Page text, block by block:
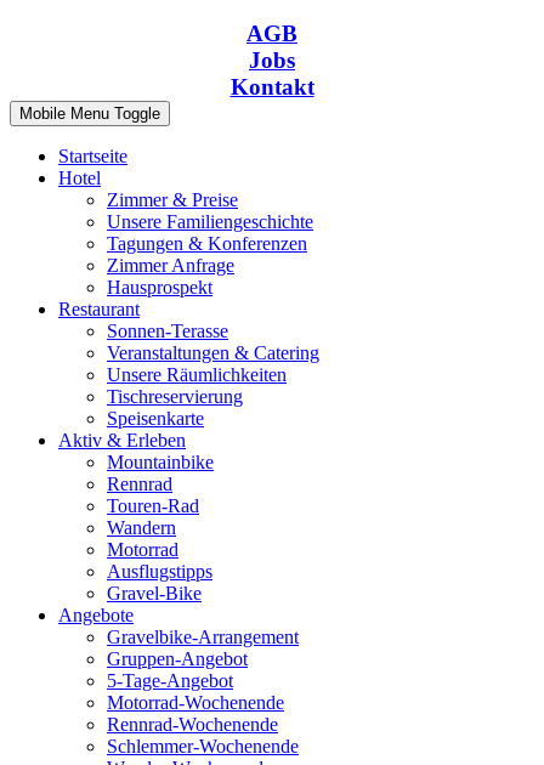
AGB
Jobs
Kontakt
Mobile Menu Toggle
Startseite
Hotel
Zimmer & Preise
Unsere Familiengeschichte
Tagungen & Konferenzen
Zimmer Anfrage
Hausprospekt
Restaurant
Sonnen-Terasse
Veranstaltungen & Catering
Unsere Räumlichkeiten
Tischreservierung
Speisenkarte
Aktiv & Erleben
Mountainbike
Rennrad
Touren-Rad
Wandern
Motorrad
Ausflugstipps
Gravel-Bike
Angebote
Gravelbike-Arrangement
Gruppen-Angebot
5-Tage-Angebot
Motorrad-Wochenende
Rennrad-Wochenende
Schlemmer-Wochenende